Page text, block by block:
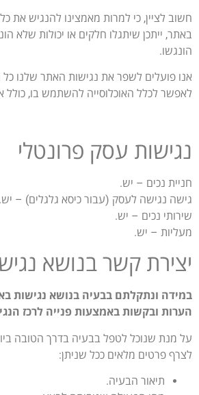
חשוב לציין, כי למרות מאמצינו להנגיש את
באתר, ייתכן שיתגלו חלקים או יכולות שלא
הונגשו.
אנו פועלים לשפר את נגישות האתר שלנו
לאפשר לכלל האוכלוסייה להשתמש בו, כולל
נגישות עסק פרונטלי
חניית נכים – יש.
גישה נגישה לעסק (עבור כיסא גלגלים) – יש.
שירותי נכים – יש.
מעליות – יש.
יצירת קשר בנושא
במידה ונתקלתם בבעיה בנושא נגישות
הערות ובקשות באמצעות פנייה לרכז
על מנת שנוכל לטפל בבעיה בדרך הטובה
לצרף פרטים מלאים ככל שניתן:
תיאור הבעיה.